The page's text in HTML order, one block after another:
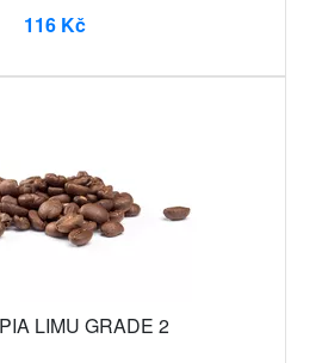
116 Kč
LIMU GRADE 2